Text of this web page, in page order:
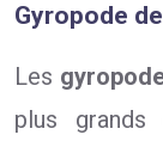
Gyropode
Les
plus